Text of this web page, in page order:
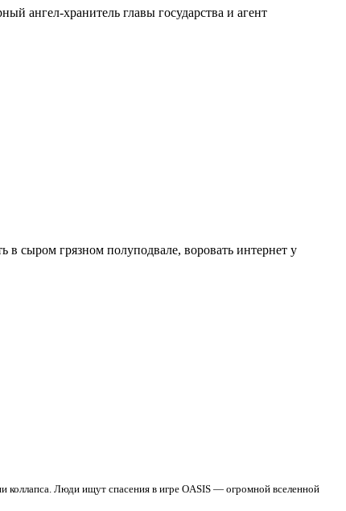
ангел-хранитель главы государства и агент
сыром грязном полуподвале, воровать интернет у
коллапса. Люди ищут спасения в игре OASIS — огромной вселенной